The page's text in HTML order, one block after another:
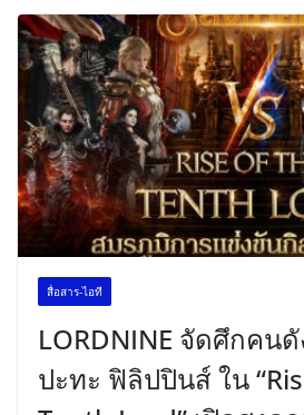
สื่อสาร-ไอที
LORDNINE จัดศึกคน
ปะทะ ฟิลิปปินส์ ใน